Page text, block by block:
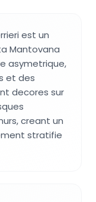
est un
Mantovana
asymetrique,
et des
decores sur
creant un
stratifie